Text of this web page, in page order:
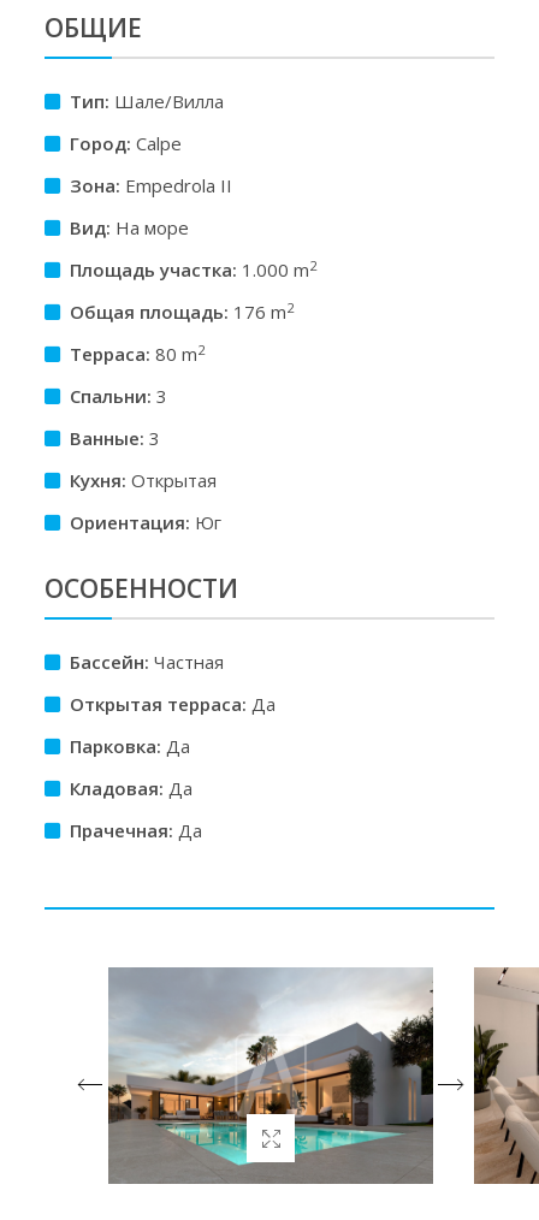
ОБЩИЕ
Тип: Шале/Вилла
Город: Calpe
Зона: Empedrola II
Вид: На море
Площадь участкa: 1.000 m2
Общая площадь: 176 m2
Терраса: 80 m2
Спальни: 3
Ванные: 3
Кухня: Открытая
Ориентация: Юг
ОСОБЕННОСТИ
Бассейн: Частная
Открытая терраса: Да
Парковка: Да
Кладовая: Да
Прачечная: Да